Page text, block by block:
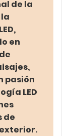
de la
en
pasión
LED
de